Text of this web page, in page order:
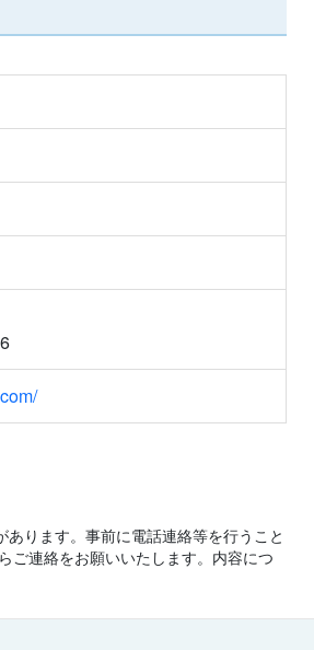
ります。事前に電話連絡等を行うこと
ご連絡をお願いいたします。内容につ